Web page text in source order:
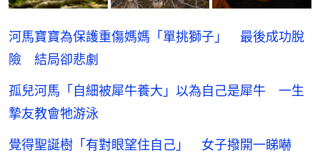
河馬寶寶為保護重傷媽媽「單挑獅子」 最後成功脫
險 結局卻悲劇
孤兒河馬「自細被犀牛養大」以為自己是犀牛 一生
摯友教會牠游泳
覺得聖誕樹「有對眼望住自己」 女子撥開一睇嚇